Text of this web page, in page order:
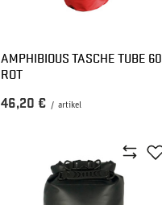
AMPHIBIOUS TASCHE TUBE 60
ROT
46,20 € / artikel